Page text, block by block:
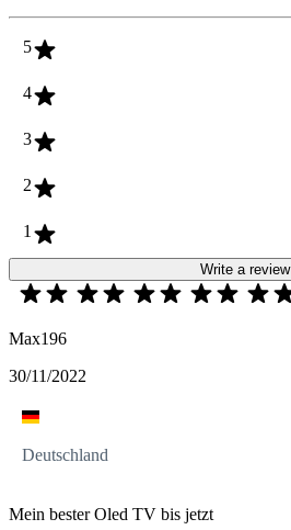
5
4
3
2
1
Write a review
Max196
30/11/2022
Deutschland
Mein bester Oled TV bis jetzt